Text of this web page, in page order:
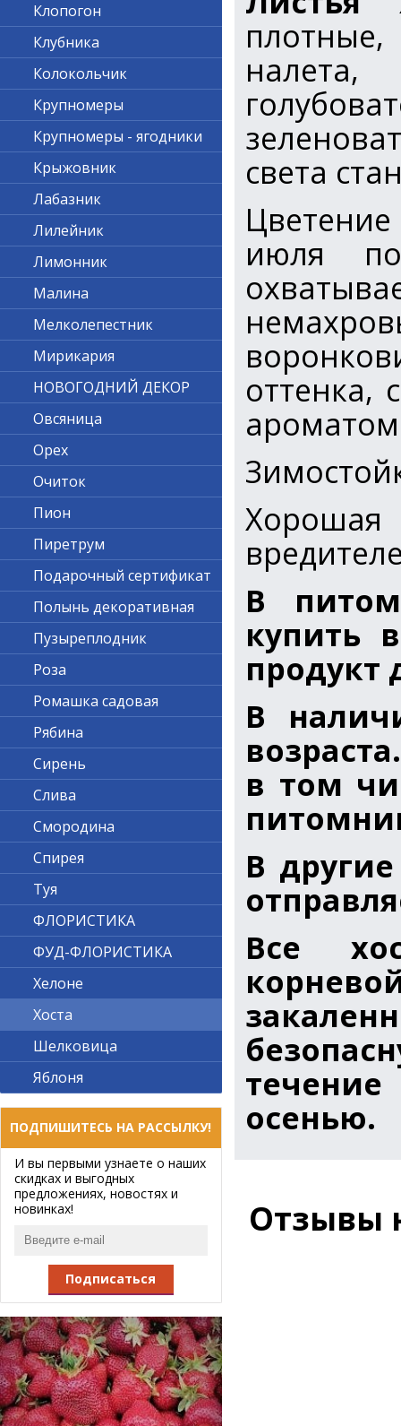
света
июля
оттенка,
В
купить
продукт
В
в том
В
Все
течение
осенью.
Отзывы
Клопогон
Клубника
Колокольчик
Крупномеры
Крупномеры - ягодники
Крыжовник
Лабазник
Лилейник
Лимонник
Малина
Мелколепестник
Мирикария
НОВОГОДНИЙ ДЕКОР
Овсяница
Орех
Очиток
Пион
Пиретрум
Подарочный сертификат
Полынь декоративная
Пузыреплодник
Роза
Ромашка садовая
Рябина
Сирень
Слива
Смородина
Спирея
Туя
ФЛОРИСТИКА
ФУД-ФЛОРИСТИКА
Хелоне
Хоста
Шелковица
Яблоня
ПОДПИШИТЕСЬ НА РАССЫЛКУ!
И вы первыми узнаете о наших
скидках и выгодных
предложениях, новостях и
новинках!
Подписаться